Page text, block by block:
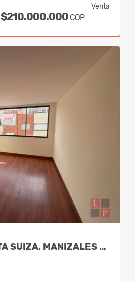
Venta
$210.000.000 COP
VENTA APARTAMENTO ALTA SUIZA, MANIZALES COD 10087461